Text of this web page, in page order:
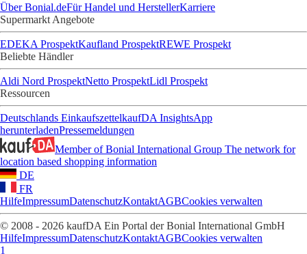
Über Bonial.deFür Handel und HerstellerKarriere
Supermarkt Angebote
EDEKA ProspektKaufland ProspektREWE Prospekt
Beliebte Händler
Aldi Nord ProspektNetto ProspektLidl Prospekt
Ressourcen
Deutschlands EinkaufszettelkaufDA InsightsApp
herunterladenPressemeldungen
Member of Bonial International Group The network for
location based shopping information
DE
FR
HilfeImpressumDatenschutzKontaktAGBCookies verwalten
© 2008 - 2026 kaufDA Ein Portal der Bonial International GmbH
HilfeImpressumDatenschutzKontaktAGBCookies verwalten
1